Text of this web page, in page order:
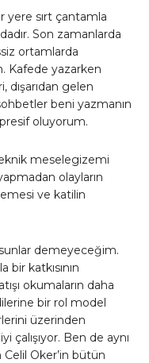
yere sırt çantamla
Son zamanlarda
ortamlarda
Kafede yazarken
dışarıdan gelen
beni yazmanın
oluyorum.
meselegizemi
olayların
ve katilin
demeyeceğim.
katkısının
okumaların daha
bir rol model
üzerinden
Ben de aynı
Oker’in bütün